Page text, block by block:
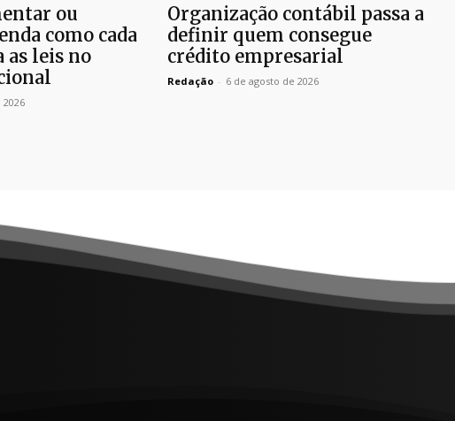
ou
como cada
as leis no
Organização contábil passa a
definir quem consegue
crédito empresarial
Redação - 6 de agosto de 2026